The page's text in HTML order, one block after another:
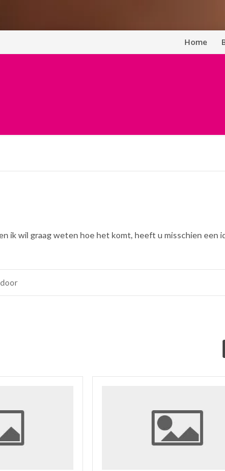
Spring
Home
ik wil graag weten hoe het komt, heeft u misschien een
door